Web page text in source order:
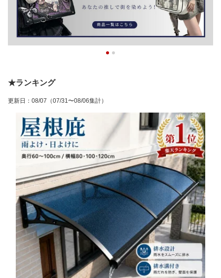
★ランキング
更新日 ： 08/07 （07/31〜08/06集計）